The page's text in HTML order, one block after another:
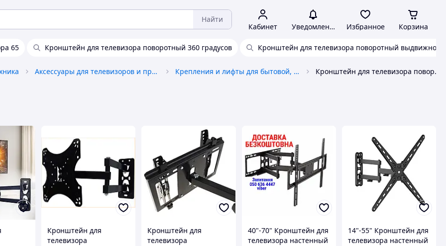
Найти
Кабинет Уведомления Избранное Корзина
65 Кронштейн для телевизора поворотный 360 градусов Кронштейн для телевизора поворотный выдвижной
Аксессуары для телевизоров и проекторов Крепления и лифты для бытовой, цифровой техники Кронштейн для телевизора поворотный
Кронштейн для
телевизора
Кронштейн для
телевизора
40"-70" Кронштейн для
телевизора настенный
14"-55" Кронштейн для
телевизора настенный